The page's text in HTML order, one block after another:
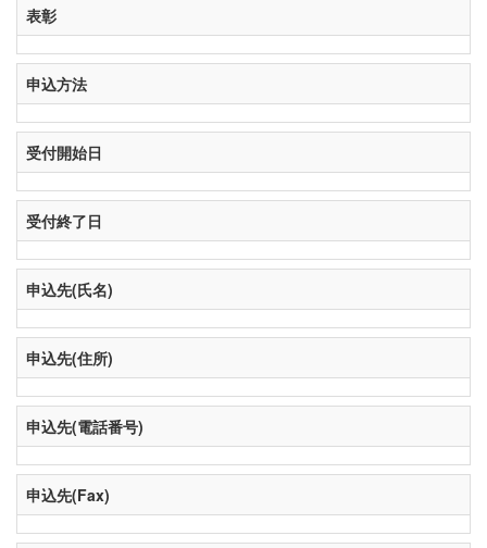
表彰
申込方法
受付開始日
受付終了日
申込先(氏名)
申込先(住所)
申込先(電話番号)
申込先(Fax)